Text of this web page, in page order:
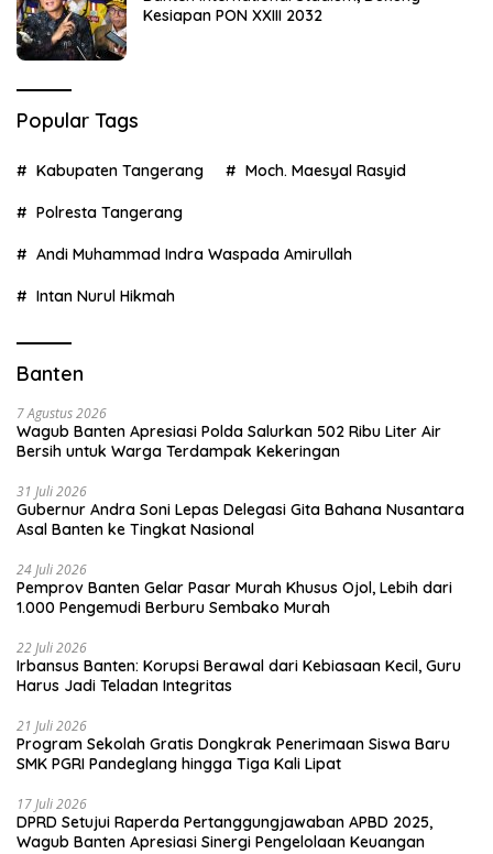
Kesiapan PON XXIII 2032
Popular Tags
Kabupaten Tangerang Moch. Maesyal Rasyid
Polresta Tangerang
Andi Muhammad Indra Waspada Amirullah
Intan Nurul Hikmah
Banten
7 Agustus 2026
Wagub Banten Apresiasi Polda Salurkan 502 Ribu Liter Air
Bersih untuk Warga Terdampak Kekeringan
31 Juli 2026
Gubernur Andra Soni Lepas Delegasi Gita Bahana Nusantara
Asal Banten ke Tingkat Nasional
24 Juli 2026
Pemprov Banten Gelar Pasar Murah Khusus Ojol, Lebih dari
1.000 Pengemudi Berburu Sembako Murah
22 Juli 2026
Irbansus Banten: Korupsi Berawal dari Kebiasaan Kecil, Guru
Harus Jadi Teladan Integritas
21 Juli 2026
Program Sekolah Gratis Dongkrak Penerimaan Siswa Baru
SMK PGRI Pandeglang hingga Tiga Kali Lipat
17 Juli 2026
DPRD Setujui Raperda Pertanggungjawaban APBD 2025,
Wagub Banten Apresiasi Sinergi Pengelolaan Keuangan